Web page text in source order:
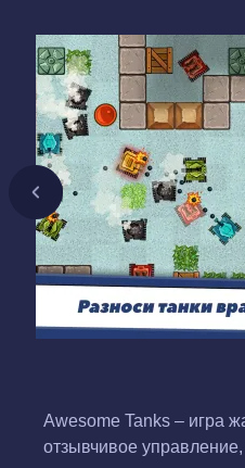
Awesome Tanks – игра
отзывчивое